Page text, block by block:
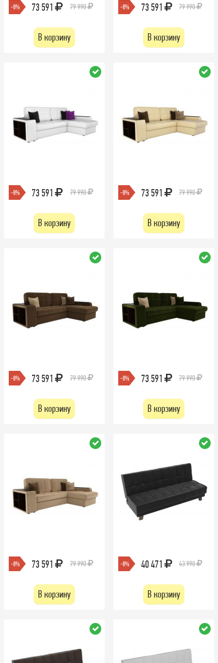
-8% 73 591 79 990
В корзину
-8% 73 591 79 990
В корзину
-8% 73 591 79 990
В корзину
-8% 73 591 79 990
В корзину
-8% 73 591 79 990
В корзину
-8% 73 591 79 990
В корзину
-8% 73 591 79 990
В корзину
-8% 40 471 43 990
В корзину